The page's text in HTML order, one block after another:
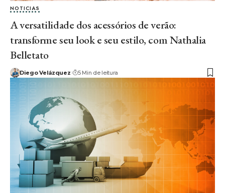
NOTICIAS
A versatilidade dos acessórios de verão:
transforme seu look e seu estilo, com Nathalia
Belletato
Diego Velázquez 5 Min de leitura